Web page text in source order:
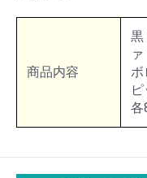
商品内容
黒
各